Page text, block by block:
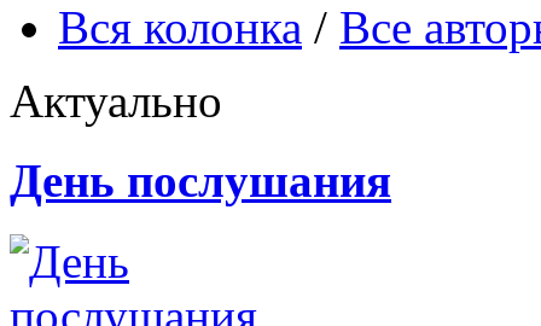
Вся колонка / Все
Актуально
День послушания